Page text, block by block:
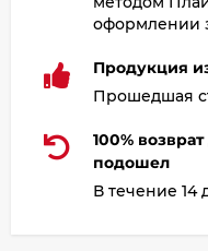
оформлении
Продукция
Прошедшая
100%
подошел
В течение 14